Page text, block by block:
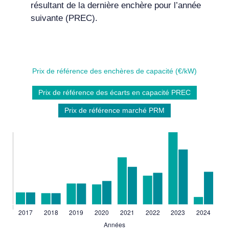
résultant de la dernière enchère pour l’année
suivante (PREC).
Prix de référence des enchères de capacité (€/kW)
Prix de référence des écarts en capacité PREC
Prix de référence marché PRM